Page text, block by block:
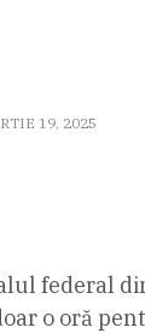
19, 2025
federal
o oră